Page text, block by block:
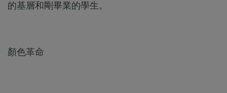
的基層和剛畢業的學生。
顏色革命